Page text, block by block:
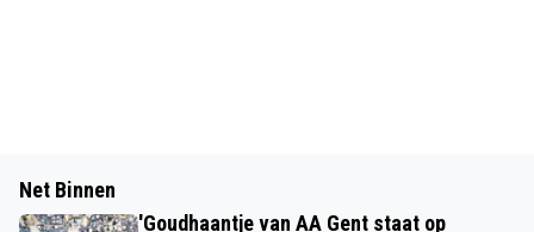
Net Binnen
'Goudhaantje van AA Gent staat op